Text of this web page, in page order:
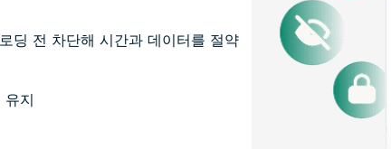
딩 전 차단해 시간과 데이터를 절약
유지